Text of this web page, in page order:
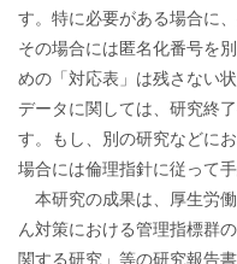
す。特に必要がある場合に
その場合には匿名化番号を
めの「対応表」は残さない
データに関しては、研究終
す。もし、別の研究などに
場合には倫理指針に従って手
本研究の成果は、厚生労
ん対策における管理指標群
関する研究」等の研究報告